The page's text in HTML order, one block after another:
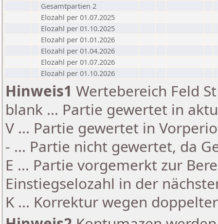
Gesamtpartien 2
Elozahl per 01.07.2025
Elozahl per 01.10.2025
Elozahl per 01.01.2026
Elozahl per 01.04.2026
Elozahl per 01.07.2026
Elozahl per 01.10.2026
Hinweis1 Wertebereich Feld
blank ... Partie gewertet in
V ... Partie gewertet in
- ... Partie nicht gewertet, da
E ... Partie vorgemerkt zur
Einstiegselozahl in der
K ... Korrektur wegen